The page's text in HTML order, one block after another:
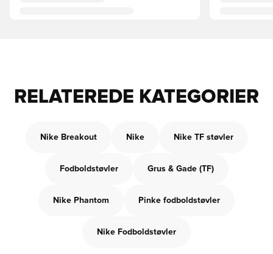
RELATEREDE KATEGORIER
Nike Breakout Nike Nike TF støvler
Fodboldstøvler Grus & Gade (TF)
Nike Phantom Pinke fodboldstøvler
Nike Fodboldstøvler